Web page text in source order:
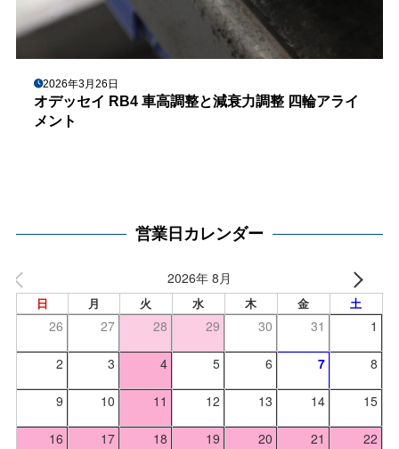
2026年3月26日
オデッセイ RB4 車高調整と減衰力調整 四輪アライ
メント
営業日カレンダー
2026年 8月
日 月 火 水 木 金 土
26 27 28 29 30 31 1
2 3 4 5 6 7 8
9 10 11 12 13 14 15
16 17 18 19 20 21 22